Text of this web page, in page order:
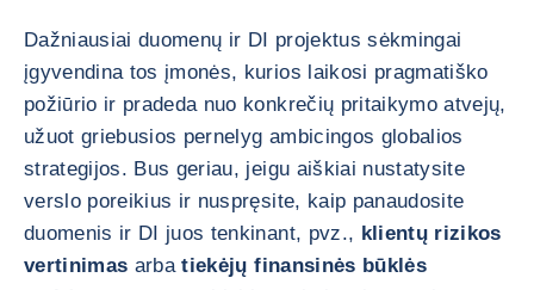
Dažniausiai duomenų ir DI projektus sėkmingai
įgyvendina tos įmonės, kurios laikosi pragmatiško
požiūrio ir pradeda nuo konkrečių pritaikymo atvejų,
užuot griebusios pernelyg ambicingos globalios
strategijos. Bus geriau, jeigu aiškiai nustatysite
verslo poreikius ir nuspręsite, kaip panaudosite
duomenis ir DI juos tenkinant, pvz., klientų rizikos
vertinimas arbatiekėjų finansinės būklės